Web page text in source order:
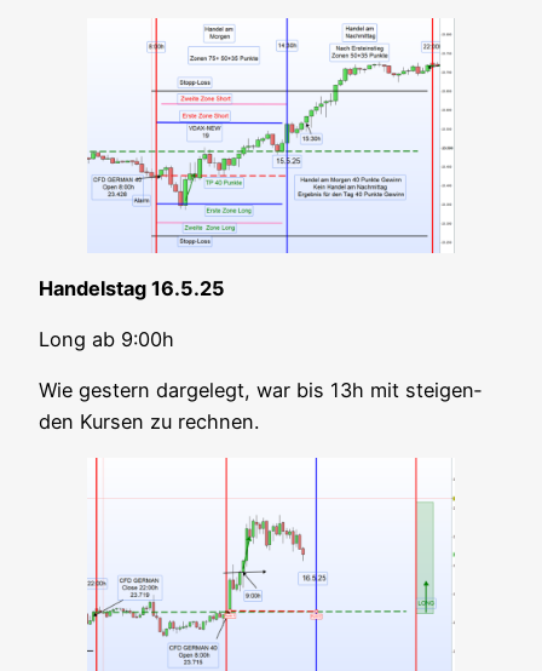
Han­dels­tag 16.5.25
Long ab 9:00h
Wie ges­tern dar­ge­legt, war bis 13h mit stei­gen­
den Kur­sen zu rechnen.